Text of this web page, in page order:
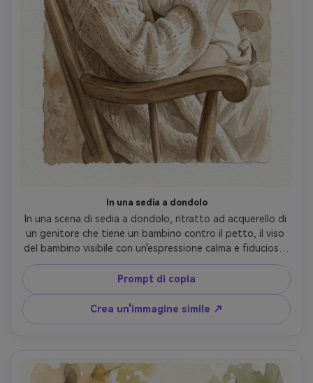
In una sedia a dondolo
In una scena di sedia a dondolo, ritratto ad acquerello di
un genitore che tiene un bambino contro il petto, il viso
del bambino visibile con un'espressione calma e fiduciosa,
tavolozza morbida e calda, pennelli sciolti per pieghe di
abbigliamento, sfondo minimo, texture di carta
prominente, composizione emozione-avanti come un
vecchio ricordo di famiglia, obiettivo da 85 mm,
profondità di campo bassa, illuminazione cinematografica
Prompt di copia
Crea un'immagine simile ↗